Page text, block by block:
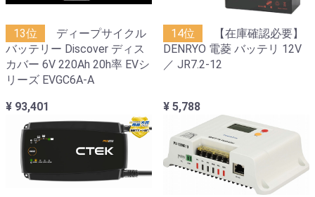
13位
ディープサイクル
バッテリー Discover ディス
カバー 6V 220Ah 20h率 EVシ
リーズ EVGC6A-A
¥ 93,401
14位
【在庫確認必要】
DENRYO 電菱 バッテリ 12V
／ JR7.2-12
¥ 5,788